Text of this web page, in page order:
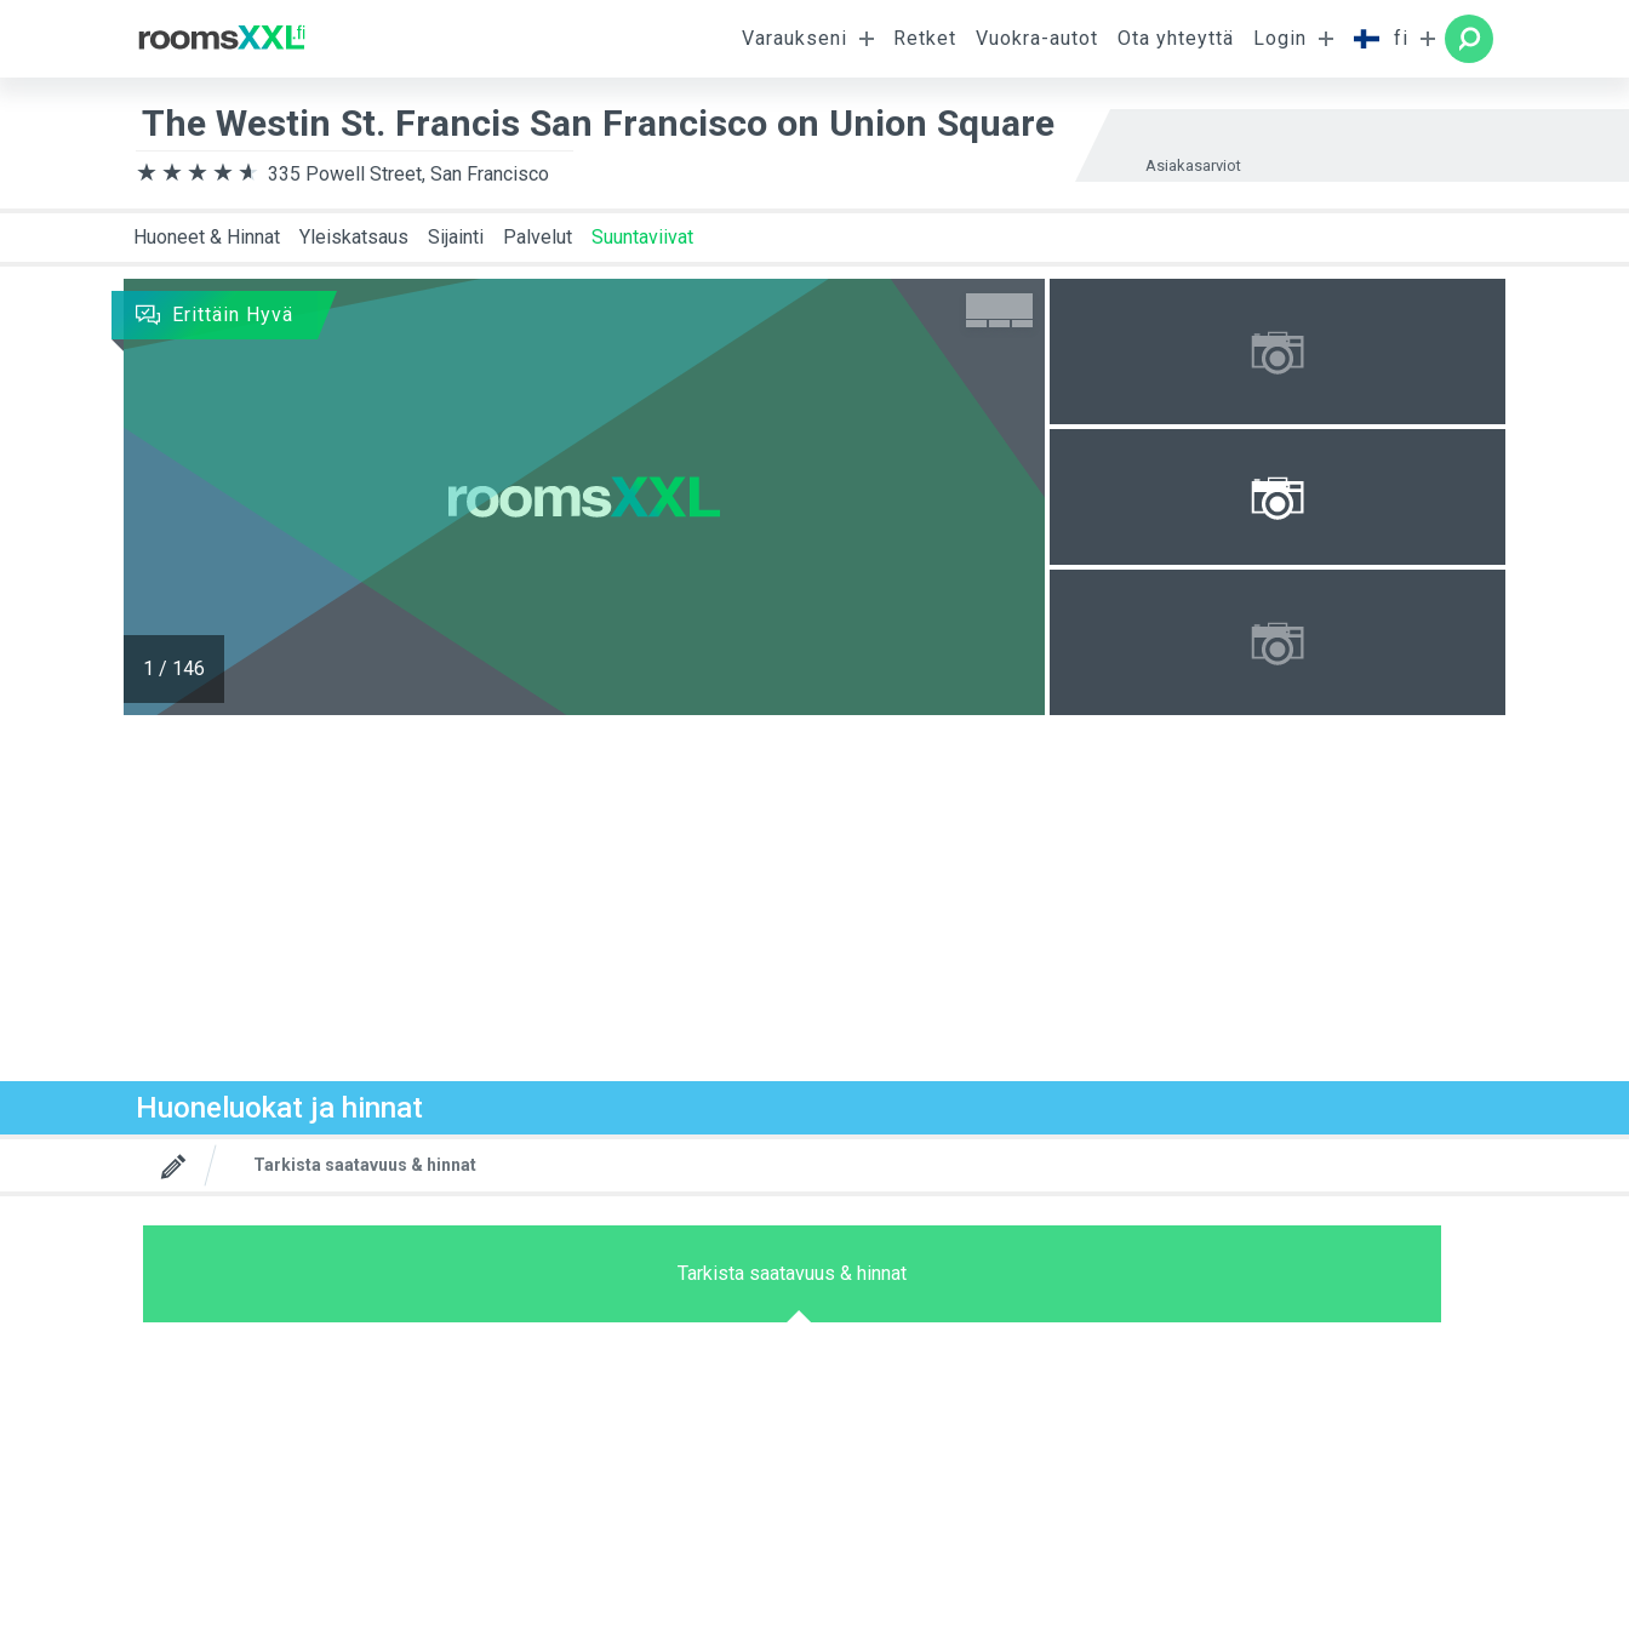
Varaukseni Retket Vuokra-autot Ota yhteyttä Login fi
Matkakohde Lähtöpäivä Asiakkaat Huone
The Westin St. Francis San Francisco on Union Square
335 Powell Street, San Francisco Asiakasarviot
Huoneet & Hinnat Yleiskatsaus Sijainti Palvelut Suuntaviivat
1 / 146
Erittäin Hyvä
Huoneluokat ja hinnat
Tarkista saatavuus & hinnat
Tarkista saatavuus & hinnat